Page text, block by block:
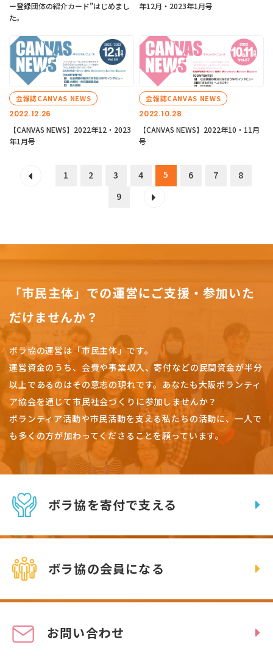
ー登録団体の紹介カード”はじめまし
た。
年12月・2023年1月号
2022.12.26
会報誌CANVAS NEWS
【CANVAS NEWS】2022年12・2023
年1月号
2022.10.28
会報誌CANVAS NEWS
【CANVAS NEWS】2022年10・11月
号
1 2 3 4 5 6 7
8
9
「市民主体」での運営にご支援・参加いた
だけませんか？
ボラ協の運営は「市民主体」です。
運営資金のうち、会費や事業収入、寄付などの民間資金が半分
以上であるのはその意志の現れです。 あなたも大阪ボランティ
ア協会を通じて市民社会づくりに参加しませんか？
ボランティア活動や市民活動を支える私たちの活動に、一人で
も多くの方が加わってくださることを願っています。
ボラ協を寄付で支える
ボラ協の会員になる
お問い合わせ